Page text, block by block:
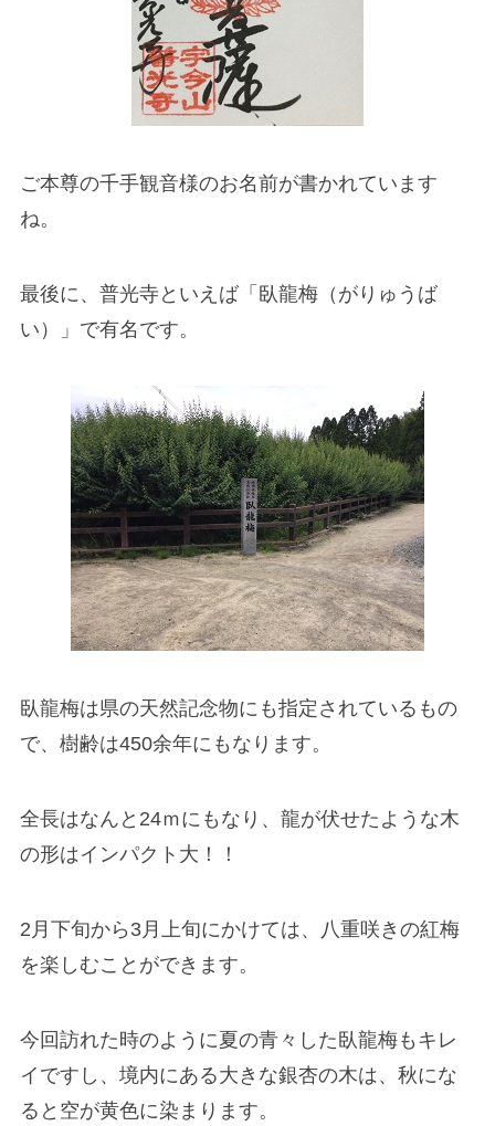
ご本尊の千手観音様のお名前が書かれています
ね。
最後に、普光寺といえば「臥龍梅（がりゅうば
い）」で有名です。
臥龍梅は県の天然記念物にも指定されているもの
で、樹齢は450余年にもなります。
全長はなんと24ｍにもなり、龍が伏せたような木
の形はインパクト大！！
2月下旬から3月上旬にかけては、八重咲きの紅梅
を楽しむことができます。
今回訪れた時のように夏の青々した臥龍梅もキレ
イですし、境内にある大きな銀杏の木は、秋にな
ると空が黄色に染まります。